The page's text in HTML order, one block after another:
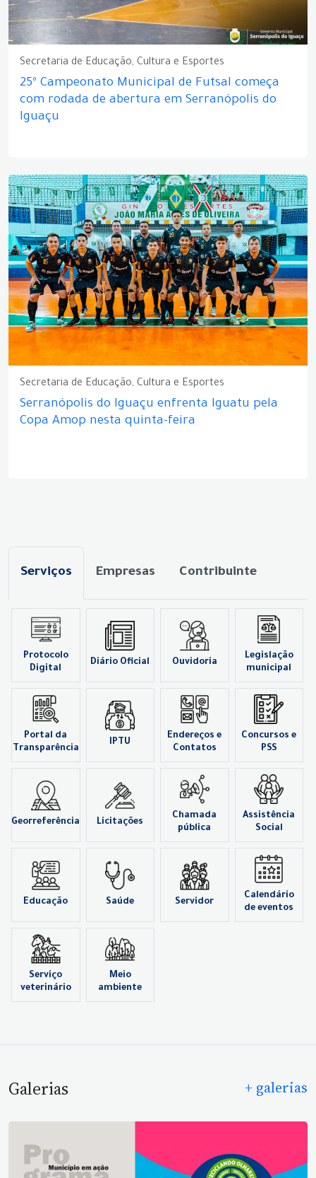
Secretaria de Educação, Cultura e Esportes
25º Campeonato Municipal de Futsal começa
com rodada de abertura em Serranópolis do
Iguaçu
Secretaria de Educação, Cultura e Esportes
Serranópolis do Iguaçu enfrenta Iguatu pela
Copa Amop nesta quinta-feira
Serviços Empresas Contribuinte
Protocolo
Digital
Diário Oficial Ouvidoria
Legislação
municipal
Portal da
Transparência
IPTU
Endereços e
Contatos
Concursos e
PSS
Georreferência Licitações
Chamada
pública
Assistência
Social
Educação Saúde Servidor
Calendário
de eventos
Serviço
veterinário
Meio
ambiente
Galerias + galerias